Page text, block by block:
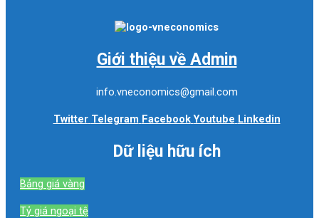
Giới thiệu về Admin
info.vneconomics@gmail.com
Twitter Telegram Facebook Youtube Linkedin
Dữ liệu hữu ích
Bảng giá vàng
Tỷ giá ngoại tệ